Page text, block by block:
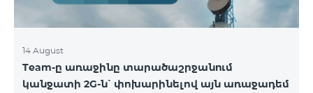
14 August
Team-ը առաջինը տարածաշրջանում
կանջատի 2G-ն՝ փոխարինելով այն առաջադեմ